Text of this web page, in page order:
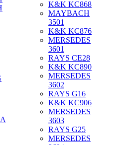
K&K KC868
MAYBACH
3501
K&K KC876
MERSEDES
3601
RAYS CE28
K&K KC890
MERSEDES
3602
RAYS G16
K&K KC906
MERSEDES
3603
RAYS G25
MERSEDES